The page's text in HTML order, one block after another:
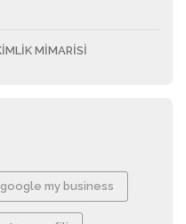
MIMARISI
google my business